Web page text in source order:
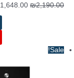
₪2,190.00
המחיר
1,648.00
Sale!